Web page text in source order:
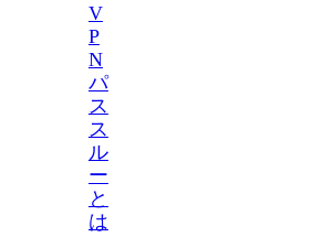
V
P
N
パ
ス
ス
ル
ー
と
は